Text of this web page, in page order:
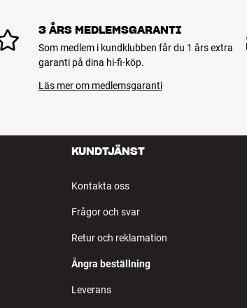
3 ÅRS MEDLEMSGARANTI
Som medlem i kundklubben får du 1 års extra
garanti på dina hi-fi-köp.
Läs mer om medlemsgaranti
KUNDTJÄNST
Kontakta oss
Frågor och svar
Retur och reklamation
Ångra beställning
Leverans